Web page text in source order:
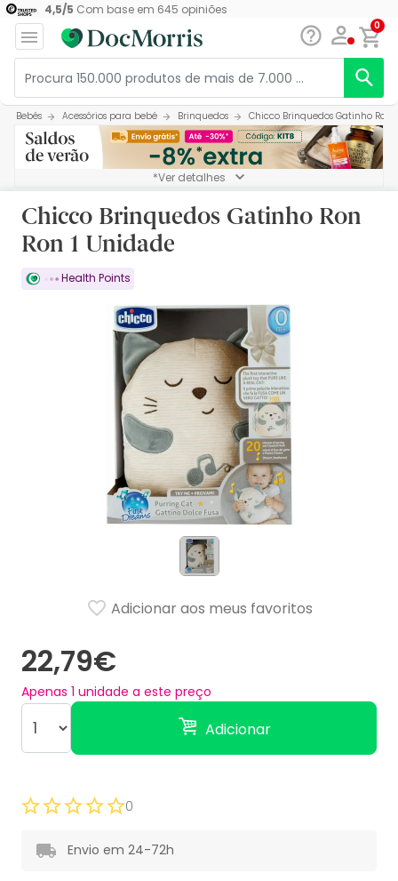
4,5/5 Com base em 645 opiniões
0
Bebés Acessórios para bebé Brinquedos Chicco Brinquedos Gatinho Ron
*Ver detalhes
Chicco Brinquedos Gatinho Ron
Ron 1 Unidade
Health Points
22,79€
Apenas 1 unidade a este preço
Adicionar
Adicionar aos meus favoritos
0
Envio em 24-72h